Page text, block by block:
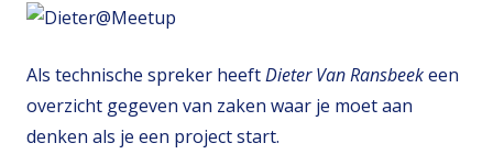
Als technische spreker heeftDieter Van Ransbeekeen
overzicht gegeven van zaken waar je moet aan
denken als je een project start.